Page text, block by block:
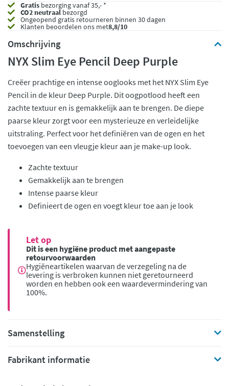
Gratis bezorging vanaf 35,- *
CO2 neutraalbezorgd
Ongeopend gratis retourneren binnen 30 dagen
Klanten beoordelen ons met8,8/10
Omschrijving
NYX Slim Eye Pencil Deep Purple
Creëer prachtige en intense ooglooks met het NYX Slim Eye
Pencil in de kleur Deep Purple. Dit oogpotlood heeft een
zachte textuur en is gemakkelijk aan te brengen. De diepe
paarse kleur zorgt voor een mysterieuze en verleidelijke
uitstraling. Perfect voor het definiëren van de ogen en het
toevoegen van een vleugje kleur aan je make-up look.
Zachte textuur
Gemakkelijk aan te brengen
Intense paarse kleur
Definieert de ogen en voegt kleur toe aan je look
Let op
Dit is een hygiëne product met aangepaste
retourvoorwaarden
Hygiëneartikelen waarvan de verzegeling na de
levering is verbroken kunnen niet geretourneerd
worden en hebben ook een waardevermindering van
100%.
Samenstelling
Fabrikant informatie